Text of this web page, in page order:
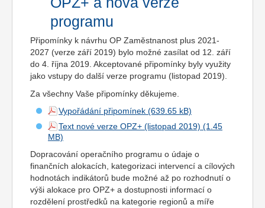
programu
Připomínky k návrhu OP Zaměstnanost plus 2021-
2027 (verze září 2019) bylo možné zasílat od 12. září
do 4. října 2019. Akceptované připomínky byly využity
jako vstupy do další verze programu (listopad 2019).
Za všechny Vaše připomínky děkujeme.
Vypořádání připomínek
Text nové verze OPZ+ (listopad 2019)
Dopracování operačního programu o údaje o
finančních alokacích, kategorizaci intervencí a cílových
hodnotách indikátorů bude možné až po rozhodnutí o
výši alokace pro OPZ+ a dostupnosti informací o
rozdělení prostředků na kategorie regionů a míře